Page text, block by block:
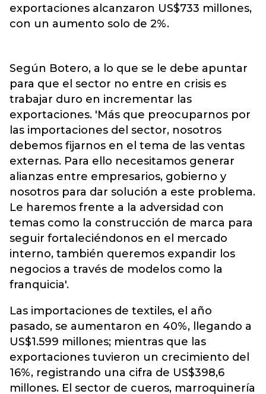
exportaciones alcanzaron US$733 millones,
con un aumento solo de 2%.
Según Botero, a lo que se le debe apuntar
para que el sector no entre en crisis es
trabajar duro en incrementar las
exportaciones. 'Más que preocuparnos por
las importaciones del sector, nosotros
debemos fijarnos en el tema de las ventas
externas. Para ello necesitamos generar
alianzas entre empresarios, gobierno y
nosotros para dar solución a este problema.
Le haremos frente a la adversidad con
temas como la construcción de marca para
seguir fortaleciéndonos en el mercado
interno, también queremos expandir los
negocios a través de modelos como la
franquicia'.
Las importaciones de textiles, el año
pasado, se aumentaron en 40%, llegando a
US$1.599 millones; mientras que las
exportaciones tuvieron un crecimiento del
16%, registrando una cifra de US$398,6
millones. El sector de cueros, marroquinería